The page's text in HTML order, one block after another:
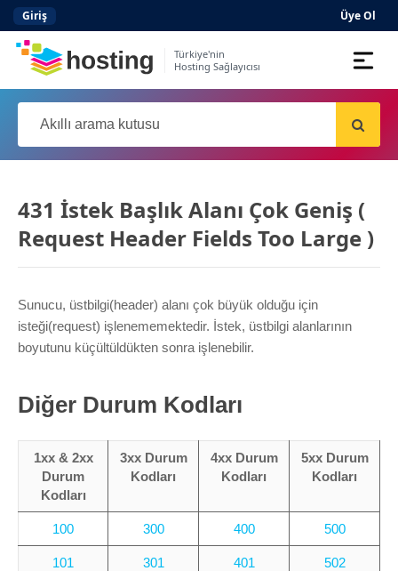
Giriş Üye Ol
Türkiye'nin
Hosting Sağlayıcısı
Domain
Hosting AI
Kurumsal E-posta
Hazır Site
Server
SSL Sertifikası
Marka Tescil
Yapay Zeka
Bilgi Bankası
Blog
431 İstek Başlık Alanı Çok Geniş (
Request Header Fields Too Large )
Sunucu, üstbilgi(header) alanı çok büyük olduğu için
isteği(request) işlenememektedir. İstek, üstbilgi alanlarının
boyutunu küçültüldükten sonra işlenebilir.
Diğer Durum Kodları
1xx & 2xx
Durum
Kodları
3xx Durum
Kodları
4xx Durum
Kodları
5xx Durum
Kodları
100 300 400 500
101 301 401 502